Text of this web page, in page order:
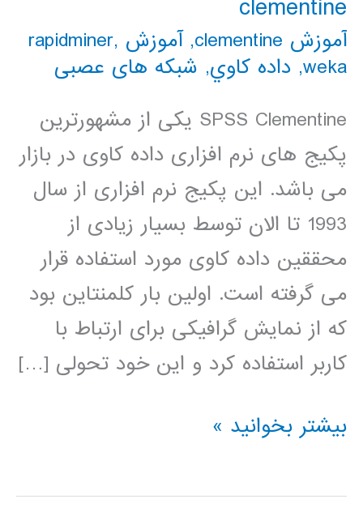
clementine
آموزش clementine ,آموزش rapidminer ,
weka
, داده كاوي, شبکه های عصبی
SPSS Clementine یکی از مشهورترین
پکیج های نرم افزاری داده کاوی در بازار
می باشد. این پکیج نرم افزاری از سال
1993 تا الان توسط بسیار زیادی از
محققین داده کاوی مورد استفاده قرار
می گرفته است. اولین بار کلمنتاین بود
که از نمایش گرافیکی برای ارتباط با
کاربر استفاده کرد و این خود تحولی […]
فیلم
کلمنتاین
بیشتر بخوانید »